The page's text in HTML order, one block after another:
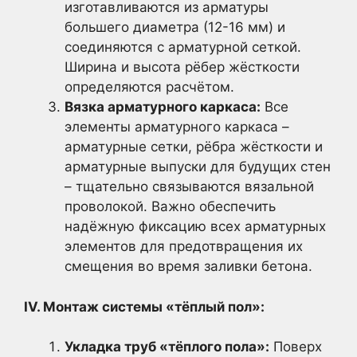
изготавливаются из арматуры
большего диаметра (12-16 мм) и
соединяются с арматурной сеткой.
Ширина и высота рёбер жёсткости
определяются расчётом.
Вязка арматурного каркаса: Все
элементы арматурного каркаса –
арматурные сетки, рёбра жёсткости и
арматурные выпуски для будущих стен
– тщательно связываются вязальной
проволокой. Важно обеспечить
надёжную фиксацию всех арматурных
элементов для предотвращения их
смещения во время заливки бетона.
IV. Монтаж системы «тёплый пол»:
Укладка труб «тёплого пола»: Поверх